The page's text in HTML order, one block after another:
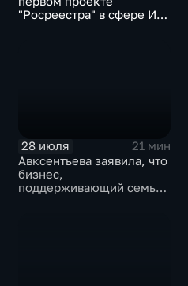
"Росреестра" в сфере ИИ
28 июля
21 мин
Авксентьева заявила, что
бизнес,
поддерживающий семьи,